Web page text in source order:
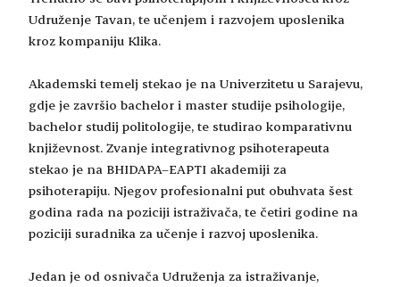
Udruženje Tavan, te učenjem i razvojem uposlenika
kroz kompaniju Klika.
Akademski temelj stekao je na Univerzitetu u Sarajevu,
gdje je završio bachelor i master studije psihologije,
bachelor studij politologije, te studirao komparativnu
književnost. Zvanje integrativnog psihoterapeuta
stekao je na BHIDAPA–EAPTI akademiji za
psihoterapiju. Njegov profesionalni put obuhvata šest
godina rada na poziciji istraživača, te četiri godine na
poziciji suradnika za učenje i razvoj uposlenika.
Jedan je od osnivača Udruženja za istraživanje,